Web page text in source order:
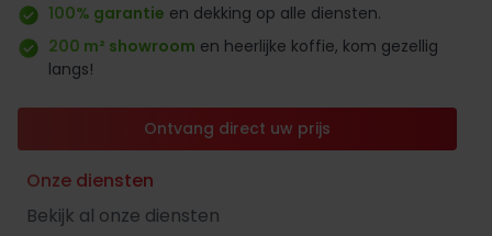
100% garantie en dekking op alle diensten.
200 m² showroom en heerlijke koffie, kom gezellig
langs!
Ontvang direct uw prijs
Onze diensten
Bekijk al onze diensten